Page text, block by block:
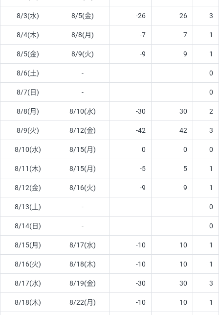
8/3(水) 8/5(金) -26 26 3
8/4(木) 8/8(月) -7 7 1
8/5(金) 8/9(火) -9 9 1
8/6(土) - 0
8/7(日) - 0
8/8(月) 8/10(水) -30 30 2
8/9(火) 8/12(金) -42 42 3
8/10(水) 8/15(月) 0 0 0
8/11(木) 8/15(月) -5 5 1
8/12(金) 8/16(火) -9 9 1
8/13(土) - 0
8/14(日) - 0
8/15(月) 8/17(水) -10 10 1
8/16(火) 8/18(木) -10 10 1
8/17(水) 8/19(金) -30 30 3
8/18(木) 8/22(月) -10 10 1